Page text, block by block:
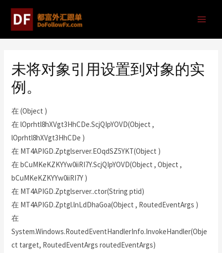
未将对象引用设置到对象的实
例。
在 (Object )
在 lOprhtl8hXVgt3HhCDe.ScjQIpYOVD(Object ,
lOprhtl8hXVgt3HhCDe )
在 MT4APIGD.Zptglserver.EOqdSZ5YKT(Object )
在 bCuMKeKZKYYw0iiRI7Y.ScjQIpYOVD(Object , Object ,
bCuMKeKZKYYw0iiRI7Y )
在 MT4APIGD.Zptglserver..ctor(String ptid)
在 MT4APIGD.Zptgl.lnLdDhaGoa(Object , RoutedEventArgs )
在
System.Windows.RoutedEventHandlerInfo.InvokeHandler(Obje
ct target, RoutedEventArgs routedEventArgs)